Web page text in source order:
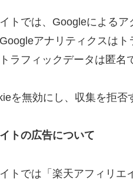
トでは、Googleによるア
アナリティクスは
ラフィックデータは匿名
を無効にし、収集を拒
トの広告について
トでは「楽天アフィリエ